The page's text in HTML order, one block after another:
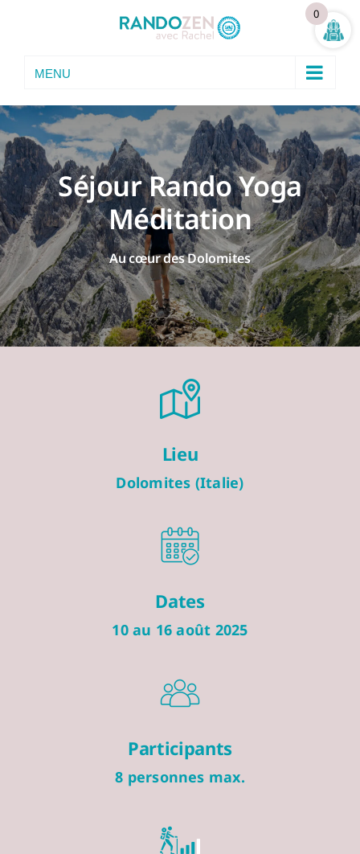
Séjour Rando Yoga
Méditation
Au cœur des Dolomites
Lieu
Dolomites (Italie)
Dates
10 au 16 août 2025
Participants
8 personnes max.
0